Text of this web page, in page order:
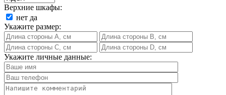
Верхние шкафы:
нет да
Укажите размер:
Укажите личные данные: